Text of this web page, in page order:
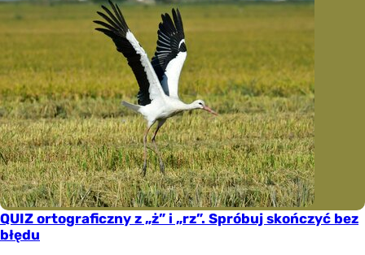
QUIZ ortograficzny z „ż” i „rz”. Spróbuj skończyć bez
błędu